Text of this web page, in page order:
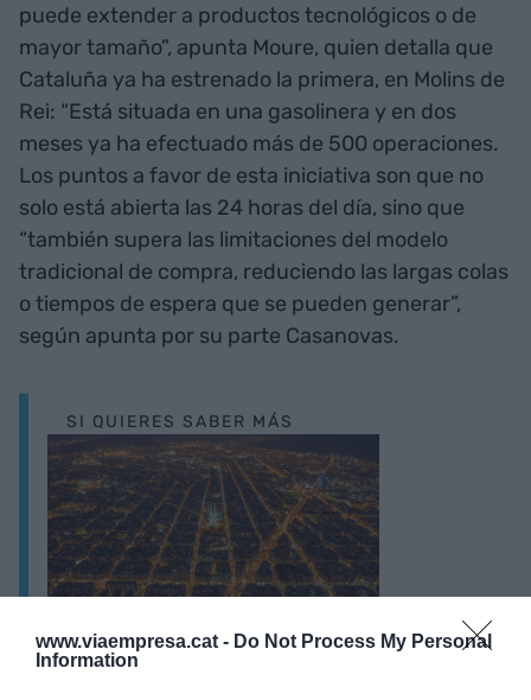
www.viaempresa.cat - Do Not Process My Personal
Information
puede extender a productos tecnológicos o de
mayor tamaño”, apunta Moure, quien detalla que
Cataluña ya ha estrenado la primera, en Molins de
Rei: “Está situada en una gasolinera y en dos
meses ya ha efectuado más de 500 operaciones.
Los puntos a favor de esta iniciativa son que no
solo está abierta las 24 horas del día, sino que
“también supera las limitaciones del modelo
tradicional de compra, reduciendo las largas colas
o tiempos de espera que se pueden generar”,
según apunta por su parte Casanovas.
SI QUIERES SABER MÁS
Catalunya se proyecta en el MWC 2025 como